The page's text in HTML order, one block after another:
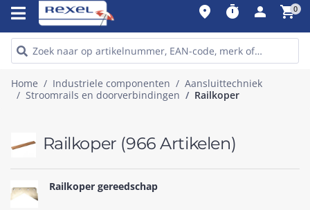
place timer person shopping_cart0
Home Industriele componenten
Aansluittechniek
Stroomrails en doorverbindingen
Railkoper
Railkoper (966 Artikelen)
Railkoper gereedschap